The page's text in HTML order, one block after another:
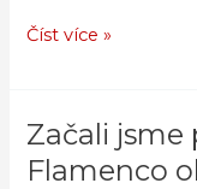
Číst více »
Začali
Flamenco
Začali
jsme